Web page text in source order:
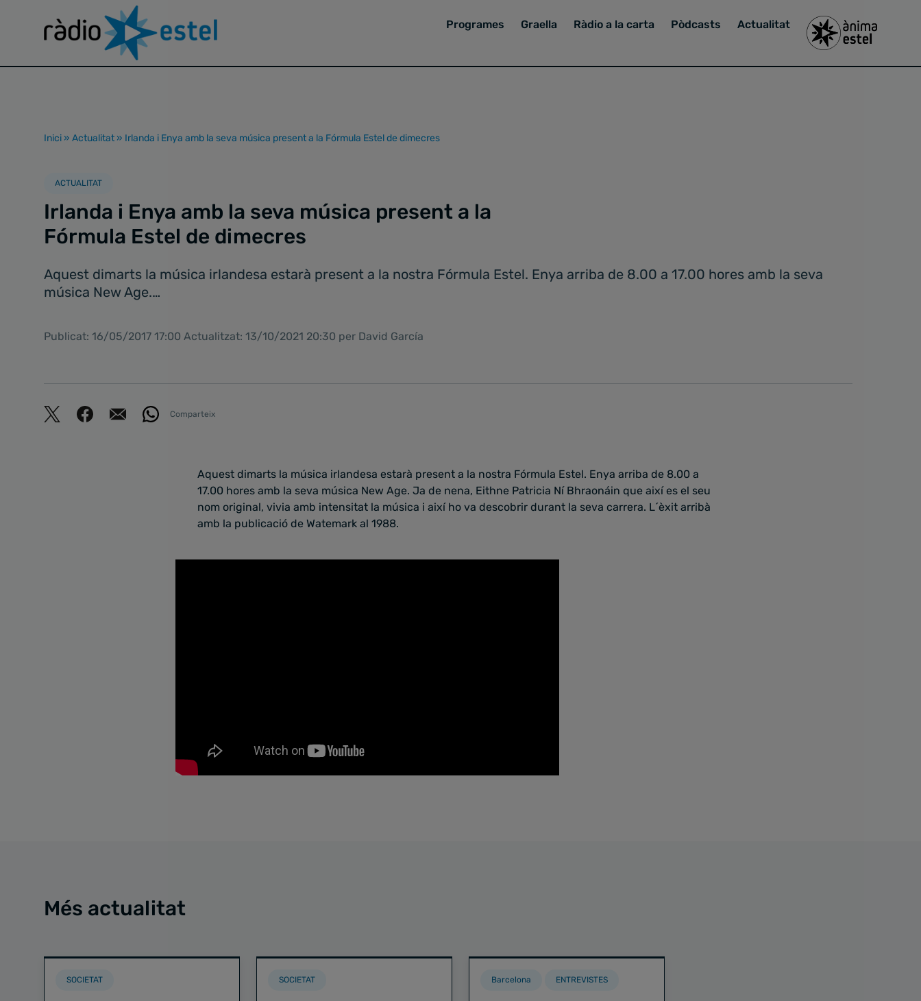
Programes Graella Ràdio a la carta Pòdcasts Actualitat
Inici » Actualitat » Irlanda i Enya amb la seva música present a la Fórmula Estel de dimecres
ACTUALITAT
Irlanda i Enya amb la seva música present a la
Fórmula Estel de dimecres
Aquest dimarts la música irlandesa estarà present a la nostra Fórmula Estel. Enya arriba de 8.00 a 17.00 hores amb la seva
música New Age.…
Publicat: 16/05/2017 17:00 Actualitzat: 13/10/2021 20:30 per David García
Comparteix
Aquest dimarts la música irlandesa estarà present a la nostra Fórmula Estel. Enya arriba de 8.00 a
17.00 hores amb la seva música New Age. Ja de nena, Eithne Patricia Ní Bhraonáin que així es el seu
nom original, vivia amb intensitat la música i així ho va descobrir durant la seva carrera. L´èxit arribà
amb la publicació de Watemark al 1988.
Més actualitat
SOCIETAT SOCIETAT Barcelona ENTREVISTES